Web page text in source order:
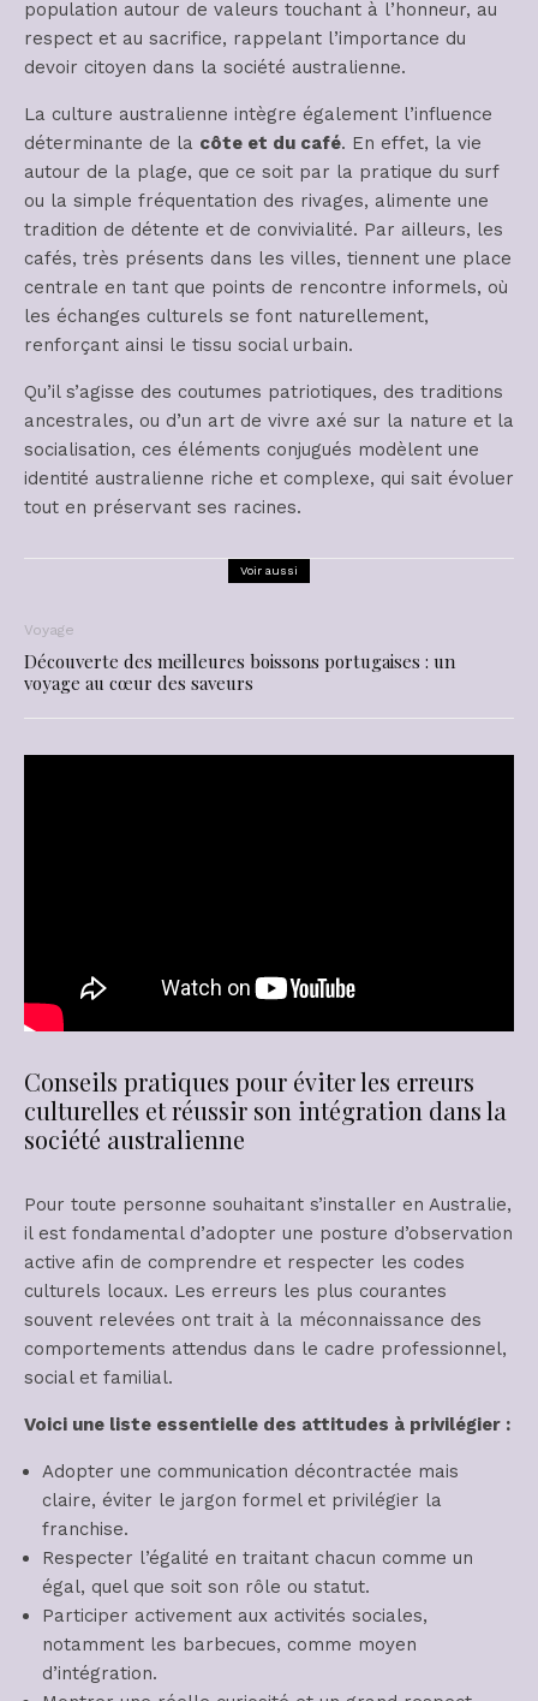
population autour de valeurs touchant à l’honneur, au
respect et au sacrifice, rappelant l’importance du
devoir citoyen dans la société australienne.
La culture australienne intègre également l’influence
déterminante de la côte et du café. En effet, la vie
autour de la plage, que ce soit par la pratique du surf
ou la simple fréquentation des rivages, alimente une
tradition de détente et de convivialité. Par ailleurs, les
cafés, très présents dans les villes, tiennent une place
centrale en tant que points de rencontre informels, où
les échanges culturels se font naturellement,
renforçant ainsi le tissu social urbain.
Qu’il s’agisse des coutumes patriotiques, des traditions
ancestrales, ou d’un art de vivre axé sur la nature et la
socialisation, ces éléments conjugués modèlent une
identité australienne riche et complexe, qui sait évoluer
tout en préservant ses racines.
Voir aussi
Voyage
Découverte des meilleures boissons portugaises : un
voyage au cœur des saveurs
Conseils pratiques pour éviter les erreurs
culturelles et réussir son intégration dans la
société australienne
Pour toute personne souhaitant s’installer en Australie,
il est fondamental d’adopter une posture d’observation
active afin de comprendre et respecter les codes
culturels locaux. Les erreurs les plus courantes
souvent relevées ont trait à la méconnaissance des
comportements attendus dans le cadre professionnel,
social et familial.
Voici une liste essentielle des attitudes à privilégier :
Adopter une communication décontractée mais
claire, éviter le jargon formel et privilégier la
franchise.
Respecter l’égalité en traitant chacun comme un
égal, quel que soit son rôle ou statut.
Participer activement aux activités sociales,
notamment les barbecues, comme moyen
d’intégration.